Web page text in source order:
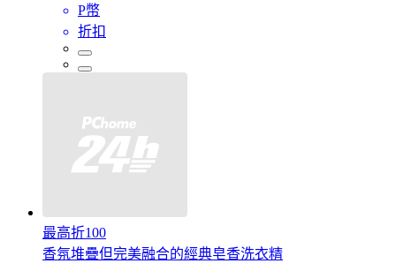
P幣
折扣
最高折100
香氛堆疊但完美融合的經典皂香洗衣精